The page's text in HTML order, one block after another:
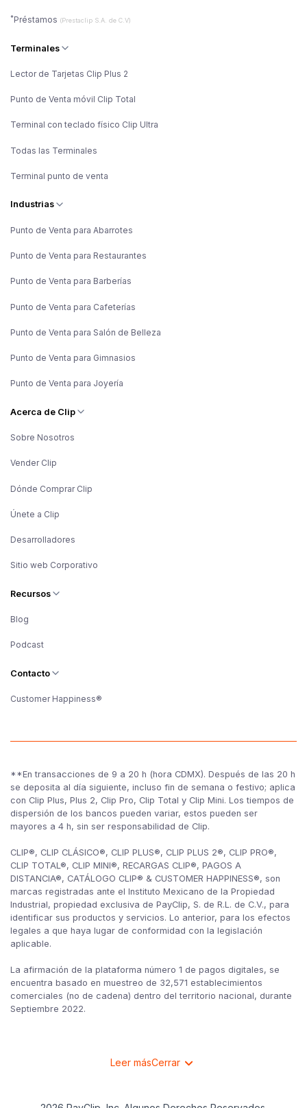
Terminales
Lector de Tarjetas Clip Plus 2
Punto de Venta móvil Clip Total
Terminal con teclado físico Clip Ultra
Todas las Terminales
Terminal punto de venta
Industrias
Punto de Venta para Abarrotes
Punto de Venta para Restaurantes
Punto de Venta para Barberías
Punto de Venta para Cafeterías
Punto de Venta para Salón de Belleza
Punto de Venta para Gimnasios
Punto de Venta para Joyería
*Préstamos (Prestaclip S.A. de C.V)
Acerca de Clip
Sobre Nosotros
Vender Clip
Dónde Comprar Clip
Únete a Clip
Desarrolladores
Sitio web Corporativo
Recursos
Blog
Podcast
Contacto
Customer Happiness®
**En transacciones de 9 a 20 h (hora CDMX). Después de las 20 h
se deposita al día siguiente, incluso fin de semana o festivo; aplica
con Clip Plus, Plus 2, Clip Pro, Clip Total y Clip Mini. Los tiempos de
dispersión de los bancos pueden variar, estos pueden ser
mayores a 4 h, sin ser responsabilidad de Clip.
CLIP®, CLIP CLÁSICO®, CLIP PLUS®, CLIP PLUS 2®, CLIP PRO®,
CLIP TOTAL®, CLIP MINI®, RECARGAS CLIP®, PAGOS A
DISTANCIA®, CATÁLOGO CLIP® & CUSTOMER HAPPINESS®, son
marcas registradas ante el Instituto Mexicano de la Propiedad
Industrial, propiedad exclusiva de PayClip, S. de R.L. de C.V., para
identificar sus productos y servicios. Lo anterior, para los efectos
legales a que haya lugar de conformidad con la legislación
aplicable.
La afirmación de la plataforma número 1 de pagos digitales, se
encuentra basado en muestreo de 32,571 establecimientos
comerciales (no de cadena) dentro del territorio nacional, durante
Septiembre 2022.
Leer másCerrar